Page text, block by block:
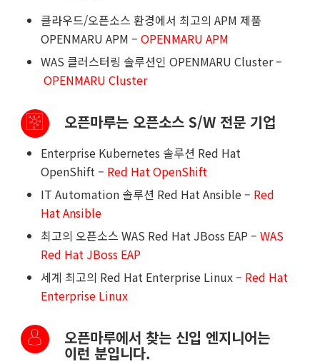
클라우드/오픈소스 환경에서 최고의 APM 제품
OPENMARU APM – OPENMARU APM
WAS 클러스터링 솔루션인 OPENMARU Cluster –
OPENMARU Cluster
오픈마루는 오픈소스 S/W 전문 기업
Enterprise Kubernetes 솔루션 Red Hat
OpenShift – Red Hat OpenShift
IT Automation 솔루션 Red Hat Ansible – Red
Hat Ansible
최고의 오픈소스 WAS Red Hat JBoss EAP – WAS
Red Hat JBoss EAP
세계 최고의 Red Hat Enterprise Linux – Red Hat
Enterprise Linux
오픈마루에서 찾는 신입 엔지니어는
이런 분입니다.